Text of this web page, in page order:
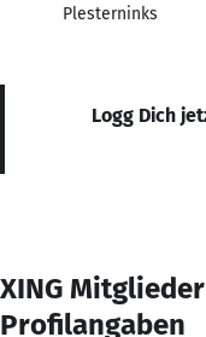
Plesterninks
Logg Dich
XING
Profilangaben